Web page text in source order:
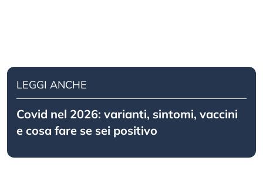
LEGGI ANCHE
Covid nel 2026: varianti, sintomi, vaccini
e cosa fare se sei positivo